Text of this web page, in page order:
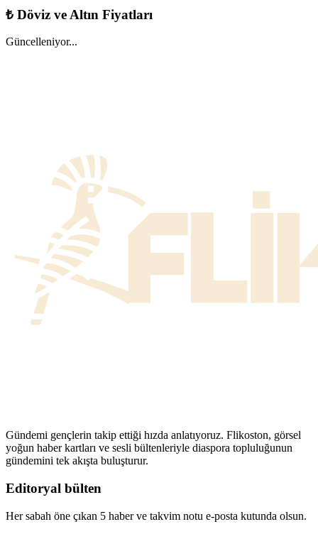
₺ Döviz ve Altın Fiyatları
Güncelleniyor...
Gündemi gençlerin takip ettiği hızda anlatıyoruz. Flikoston, görsel
yoğun haber kartları ve sesli bültenleriyle diaspora topluluğunun
gündemini tek akışta buluşturur.
Editoryal bülten
Her sabah öne çıkan 5 haber ve takvim notu e-posta kutunda olsun.